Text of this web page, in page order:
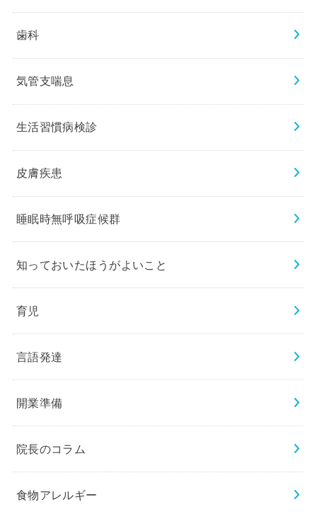
歯科
気管支喘息
生活習慣病検診
皮膚疾患
睡眠時無呼吸症候群
知っておいたほうがよいこと
育児
言語発達
開業準備
院長のコラム
食物アレルギー